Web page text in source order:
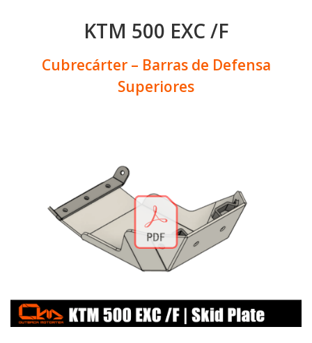
KTM 500 EXC /F
Cubrecárter – Barras de Defensa
Superiores